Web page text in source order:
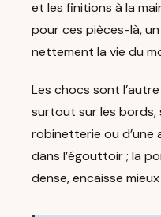
et les finitions à la
pour ces pièces-là,
nettement la vie du
Les chocs sont
surtout sur les
robinetterie ou d’une
dans l’égouttoir ; la
dense, encaisse